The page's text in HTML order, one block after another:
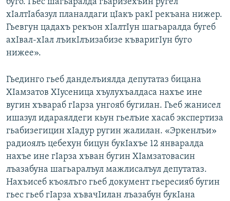
буго. Гьес шагьаралда гьаризехъин ругел
хIалтIабазул планалдаги цIакъ ракI рекъана нижер.
Гьевгун цадахъ рекъон хIалтIун шагьаралда бугеб
ахIвал-хIал лъикIлъизабизе къваригIун буго
нижее».
Гьединго гьеб данделъиялда депутатаз бицана
ХIамзатов ХIусеница хъулухъалдаса нахъе ине
вугин хъвараб гIарза унгояб бугилан. Гьеб жанисел
ишазул идараялдеги кьун гьелъие хасаб экспертиза
гьабизегицин хIадур ругин жалилан. «Эркенлъи»
радиоялъ цебехун бицун букIахъе 12 январалда
нахъе ине гIарза хъван бугин ХIамзатовасин
лъазабуна шагьаралъул мажлисалъул депутатаз.
Нахъисеб къоялъго гьеб документ гьересияб бугин
гьес гьеб гIарза хъвачIилан лъазабун букIана